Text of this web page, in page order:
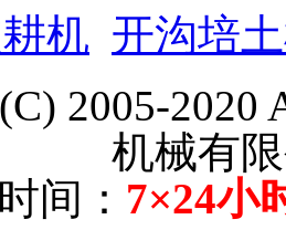
机 开沟培
2005-2020
机械有
间： 7×24小